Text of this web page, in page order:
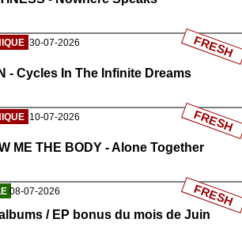
30-07-2026
- Cycles In The Infinite Dreams
FRESH
10-07-2026
ME THE BODY - Alone Together
FRESH
08-07-2026
/ EP bonus du mois de Juin
FRESH